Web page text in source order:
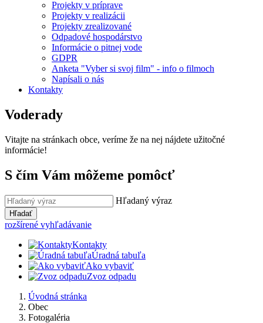
Projekty v príprave
Projekty v realizácii
Projekty zrealizované
Odpadové hospodárstvo
Informácie o pitnej vode
GDPR
Anketa "Vyber si svoj film" - info o filmoch
Napísali o nás
Kontakty
Voderady
Vitajte na stránkach obce, veríme že na nej nájdete užitočné
informácie!
S čím Vám môžeme pomôcť
Hľadaný výraz
Hľadať
rozšírené vyhľadávanie
Kontakty
Úradná tabuľa
Ako vybaviť
Zvoz odpadu
Úvodná stránka
Obec
Fotogaléria